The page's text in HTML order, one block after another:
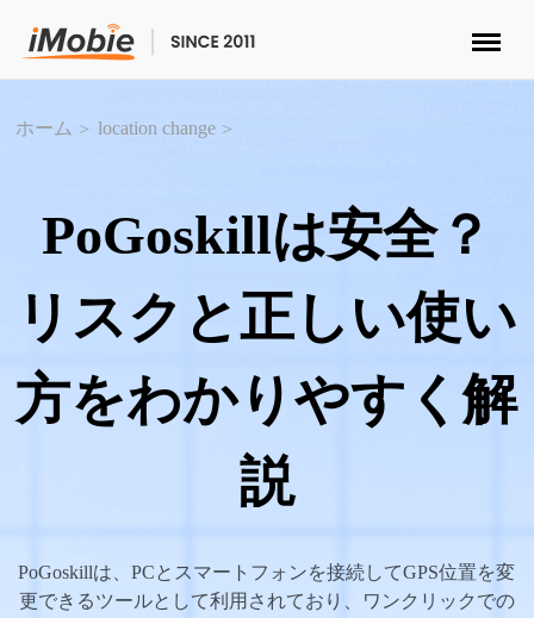
マルチメディア
便利ツール
ソリューション
サポート
ホーム location change
PoGoskillは安全？
リスクと正しい使い
方をわかりやすく解
説
PoGoskillは、PCとスマートフォンを接続してGPS位置を変
更できるツールとして利用されており、ワンクリックでの